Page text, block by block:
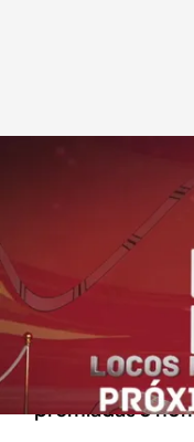
Be Mad celebra los Óscar
Redacción
04 MAR 2024 -
Be Mad celebra
evento de
Se emitirán
premiadas o